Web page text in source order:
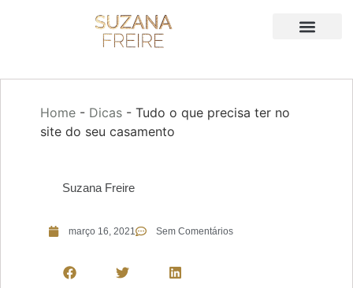
Home - Dicas - Tudo o que precisa ter no
site do seu casamento
Suzana Freire
março 16, 2021 Sem Comentários